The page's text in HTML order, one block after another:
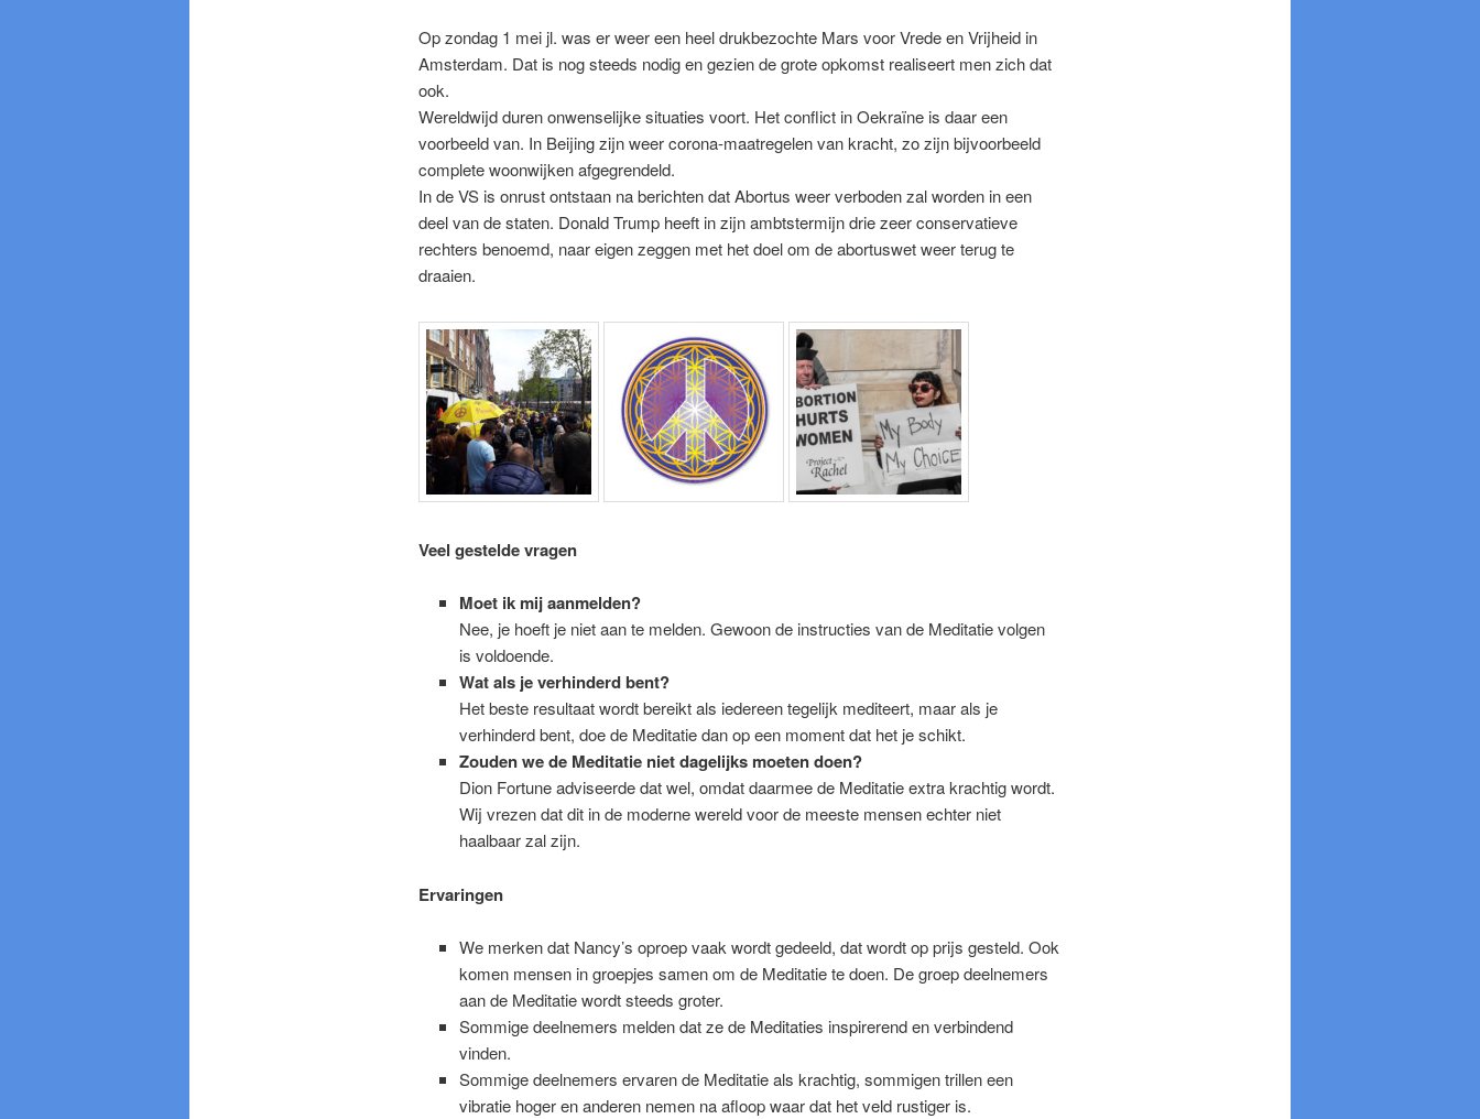
Op zondag 1 mei jl. was er weer een heel drukbezochte Mars voor Vrede en Vrijheid in
Amsterdam. Dat is nog steeds nodig en gezien de grote opkomst realiseert men zich dat
ook.
Wereldwijd duren onwenselijke situaties voort. Het conflict in Oekraïne is daar een
voorbeeld van. In Beijing zijn weer corona-maatregelen van kracht, zo zijn bijvoorbeeld
complete woonwijken afgegrendeld.
In de VS is onrust ontstaan na berichten dat Abortus weer verboden zal worden in een
deel van de staten. Donald Trump heeft in zijn ambtstermijn drie zeer conservatieve
rechters benoemd, naar eigen zeggen met het doel om de abortuswet weer terug te
draaien.
Veel gestelde vragen
Moet ik mij aanmelden?
Nee, je hoeft je niet aan te melden. Gewoon de instructies van de Meditatie volgen
is voldoende.
Wat als je verhinderd bent?
Het beste resultaat wordt bereikt als iedereen tegelijk mediteert, maar als je
verhinderd bent, doe de Meditatie dan op een moment dat het je schikt.
Zouden we de Meditatie niet dagelijks moeten doen?
Dion Fortune adviseerde dat wel, omdat daarmee de Meditatie extra krachtig wordt.
Wij vrezen dat dit in de moderne wereld voor de meeste mensen echter niet
haalbaar zal zijn.
Ervaringen
We merken dat Nancy’s oproep vaak wordt gedeeld, dat wordt op prijs gesteld. Ook
komen mensen in groepjes samen om de Meditatie te doen. De groep deelnemers
aan de Meditatie wordt steeds groter.
Sommige deelnemers melden dat ze de Meditaties inspirerend en verbindend
vinden.
Sommige deelnemers ervaren de Meditatie als krachtig, sommigen trillen een
vibratie hoger en anderen nemen na afloop waar dat het veld rustiger is.